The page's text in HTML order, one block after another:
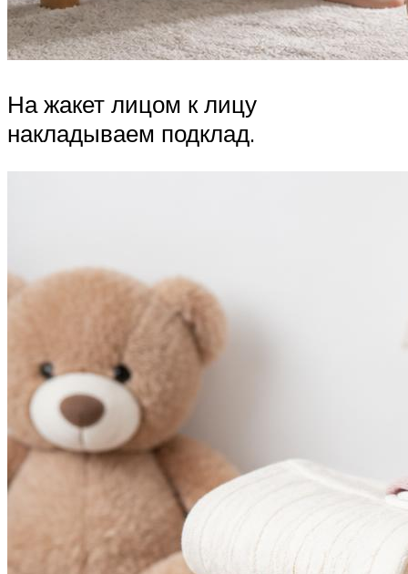
На жакет лицом к лицу
накладываем подклад.